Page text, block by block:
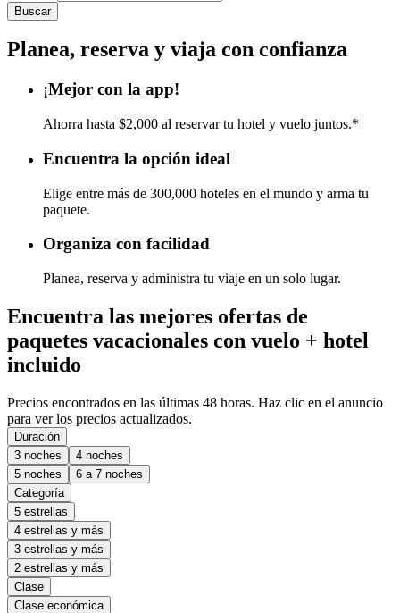
Buscar
Planea, reserva y viaja con confianza
¡Mejor con la app!
Ahorra hasta $2,000 al reservar tu hotel y vuelo juntos.*
Encuentra la opción ideal
Elige entre más de 300,000 hoteles en el mundo y arma tu
paquete.
Organiza con facilidad
Planea, reserva y administra tu viaje en un solo lugar.
Encuentra las mejores ofertas de
paquetes vacacionales con vuelo + hotel
incluido
Precios encontrados en las últimas 48 horas. Haz clic en el anuncio
para ver los precios actualizados.
Duración
3 noches
4 noches
5 noches
6 a 7 noches
Categoría
5 estrellas
4 estrellas y más
3 estrellas y más
2 estrellas y más
Clase
Clase económica